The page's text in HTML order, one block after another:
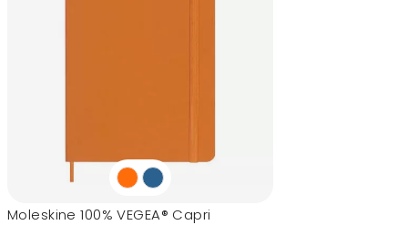
Moleskine 100% VEGEA® Capri